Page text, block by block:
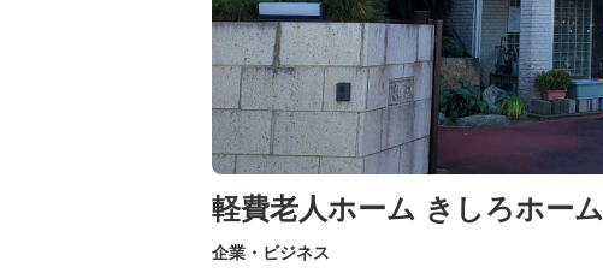
軽費老人ホーム きしろホーム
企業・ビジネス